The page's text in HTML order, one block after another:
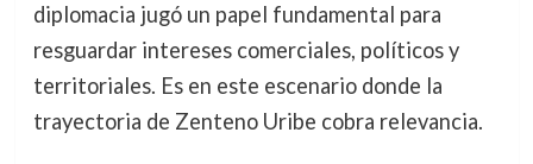
diplomacia jugó un papel fundamental para
resguardar intereses comerciales, políticos y
territoriales. Es en este escenario donde la
trayectoria de Zenteno Uribe cobra relevancia.